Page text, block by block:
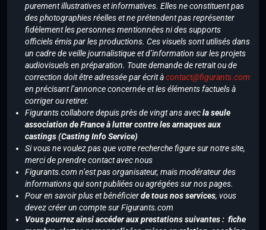
purement illustratives et informatives. Elles ne constituent pas
des photographies réelles et ne prétendent pas représenter
fidèlement les personnes mentionnées ni des supports
officiels émis par les productions. Ces visuels sont utilisés dans
un cadre de veille journalistique et d’information sur les projets
audiovisuels en préparation. Toute demande de retrait ou de
correction doit être adressée par écrit àcontact@figurants.com
en précisant l’annonce concernée et les éléments factuels à
corriger ou retirer.
Figurants collabore depuis près de vingt ans avecla seule
association de France à lutter contre les arnaques aux
castings (Casting Info Service)
Si vous ne voulez pas que votre recherche figure sur notre site,
merci de prendre contact avec nous
Figurants.com n’est pas organisateur, mais modérateur des
informations qui sont publiées ou agrégées sur nos pages.
Pour en savoir plus et bénéficierde tous nos services, vous
devez créer un compte sur Figurants.com
Vous pourrez ainsi accéder aux prestations suivantes : fiche